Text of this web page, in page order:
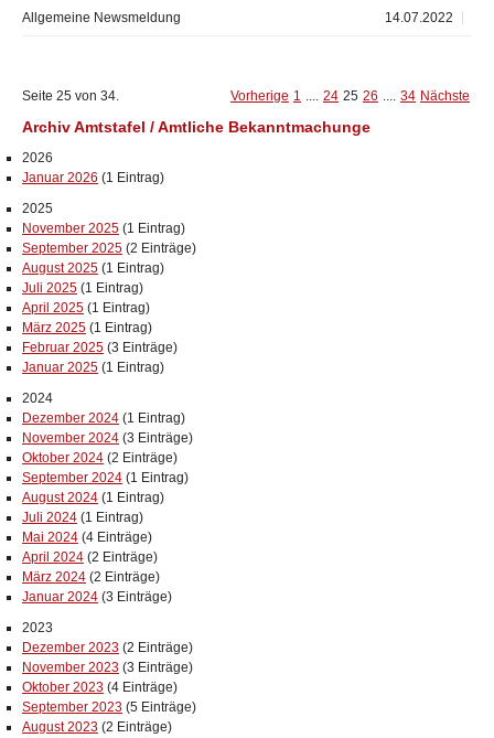
14.07.2022
Allgemeine Newsmeldung
Seite 25 von 34. Vorherige 1 .... 24 25 26 .... 34 Nächste
Archiv Amtstafel / Amtliche Bekanntmachunge
2026
Januar 2026 (1 Eintrag)
2025
November 2025 (1 Eintrag)
September 2025 (2 Einträge)
August 2025 (1 Eintrag)
Juli 2025 (1 Eintrag)
April 2025 (1 Eintrag)
März 2025 (1 Eintrag)
Februar 2025 (3 Einträge)
Januar 2025 (1 Eintrag)
2024
Dezember 2024 (1 Eintrag)
November 2024 (3 Einträge)
Oktober 2024 (2 Einträge)
September 2024 (1 Eintrag)
August 2024 (1 Eintrag)
Juli 2024 (1 Eintrag)
Mai 2024 (4 Einträge)
April 2024 (2 Einträge)
März 2024 (2 Einträge)
Januar 2024 (3 Einträge)
2023
Dezember 2023 (2 Einträge)
November 2023 (3 Einträge)
Oktober 2023 (4 Einträge)
September 2023 (5 Einträge)
August 2023 (2 Einträge)